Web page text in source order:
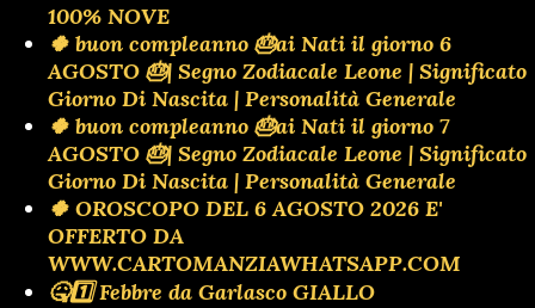
100% NOVE
🍀 buon compleanno 🎂ai Nati il giorno 6
AGOSTO 🎂| Segno Zodiacale Leone | Significato
Giorno Di Nascita | Personalità Generale
🍀 buon compleanno 🎂ai Nati il giorno 7
AGOSTO 🎂| Segno Zodiacale Leone | Significato
Giorno Di Nascita | Personalità Generale
🍀 OROSCOPO DEL 6 AGOSTO 2026 E'
OFFERTO DA
WWW.CARTOMANZIAWHATSAPP.COM
🤒1️⃣ Febbre da Garlasco GIALLO